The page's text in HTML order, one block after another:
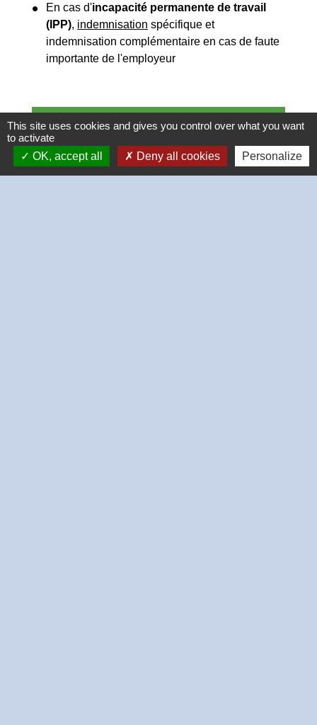
En cas d'incapacité permanente de travail
(IPP), indemnisation spécifique et
indemnisation complémentaire en cas de faute
importante de l'employeur
Textes de référence
Questions ? Réponses !
This site uses cookies and gives you control over what you want
to activate
OK, accept all
Deny all cookies Personalize